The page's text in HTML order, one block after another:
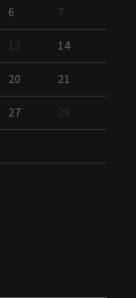
6 7
13 14
20 21
27 28